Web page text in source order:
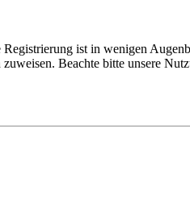
ist in wenigen
Beachte bitte unsere